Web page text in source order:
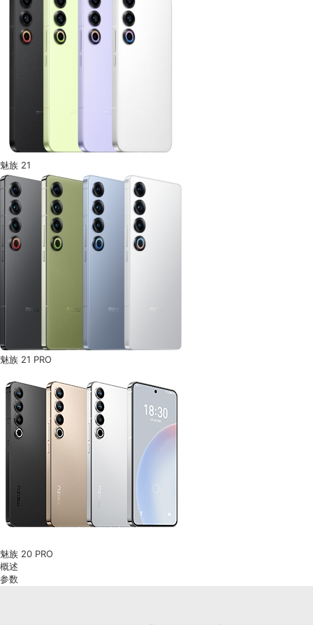
魅族 21
魅族 21 PRO
魅族 20 PRO
概述
参数